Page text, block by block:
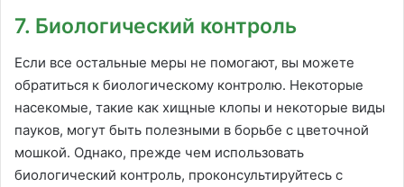
7. Биологический контроль
Если все остальные меры не помогают, вы можете
обратиться к биологическому контролю. Некоторые
насекомые, такие как хищные клопы и некоторые виды
пауков, могут быть полезными в борьбе с цветочной
мошкой. Однако, прежде чем использовать
биологический контроль, проконсультируйтесь с